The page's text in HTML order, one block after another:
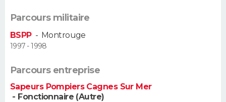
COPAINS D'AVANT
S'inscrire
Se connecter
Lycées
Collèges
Primaires
Universités
Entreprises
Service militaire
Avis de recherche
AVIS DE DÉCÈS
Parcours militaire
BSPP- Montrouge
1997 - 1998
Parcours entreprise
Sapeurs Pompiers Cagnes Sur Mer
- Fonctionnaire (Autre)